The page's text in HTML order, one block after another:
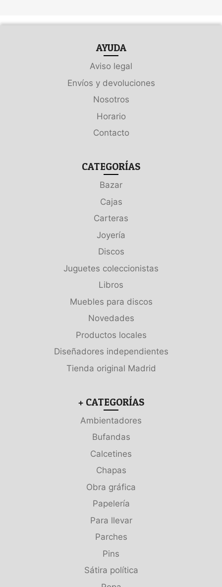
AYUDA
Aviso legal
Envíos y devoluciones
Nosotros
Horario
Contacto
CATEGORÍAS
Bazar
Cajas
Carteras
Joyería
Discos
Juguetes coleccionistas
Libros
Muebles para discos
Novedades
Productos locales
Diseñadores independientes
Tienda original Madrid
+ CATEGORÍAS
Ambientadores
Bufandas
Calcetines
Chapas
Obra gráfica
Papelería
Para llevar
Parches
Pins
Sátira política